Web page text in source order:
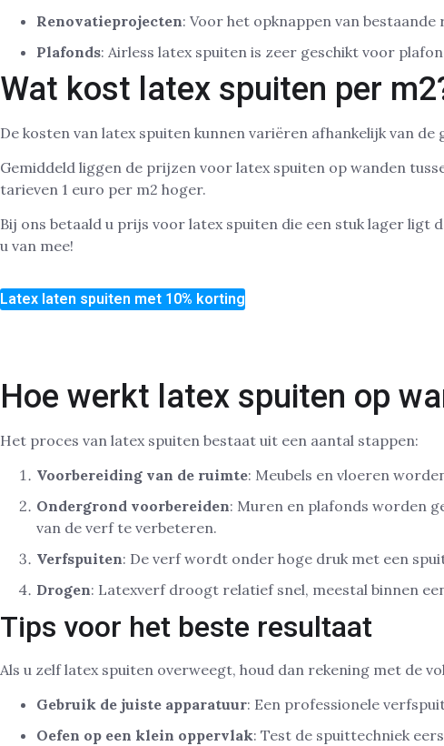
Renovatieprojecten: Voor het opknappen van
Plafonds: Airless latex spuiten is zeer geschikt voor
Wat kost latex spuiten per
De kosten van latex spuiten kunnen variëren afhankelijk van
Gemiddeld liggen de prijzen voor latex spuiten op wanden
tarieven 1 euro per m2 hoger.
Bij ons betaald u prijs voor latex spuiten die een stuk lager
u van mee!
Latex laten spuiten met 10% korting
Hoe werkt latex spuiten op
Het proces van latex spuiten bestaat uit een aantal stappen:
Voorbereiding van de ruimte: Meubels en vloeren
Ondergrond voorbereiden: Muren en plafonds worden
van de verf te verbeteren.
Verfspuiten: De verf wordt onder hoge druk met een
Drogen: Latexverf droogt relatief snel, meestal binnen
Tips voor het beste resultaat
Als u zelf latex spuiten overweegt, houd dan rekening met de
Gebruik de juiste apparatuur: Een professionele
Oefen op een klein oppervlak: Test de spuittechniek